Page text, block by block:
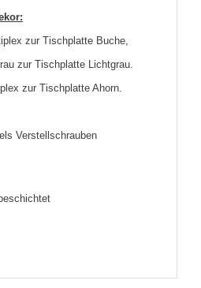
zur Tischplatte Buche,
zur Tischplatte Lichtgrau.
zur Tischplatte Ahorn.
Verstellschrauben